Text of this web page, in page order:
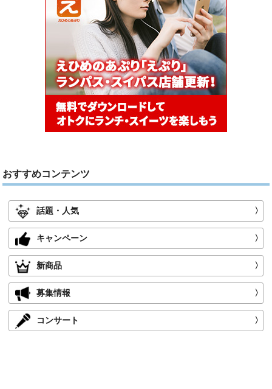
おすすめコンテンツ
話題・人気 〉
キャンペーン 〉
新商品 〉
募集情報 〉
コンサート 〉